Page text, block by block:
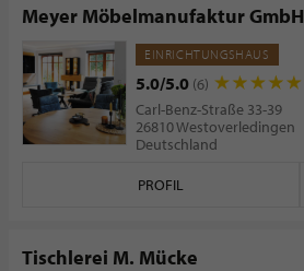
Meyer Möbelmanufaktur GmbH
EINRICHTUNGSHAUS
5.0/5.0 (6)
Carl-Benz-Straße 33-39
26810 Westoverledingen
Deutschland
PROFIL
Tischlerei M. Mücke